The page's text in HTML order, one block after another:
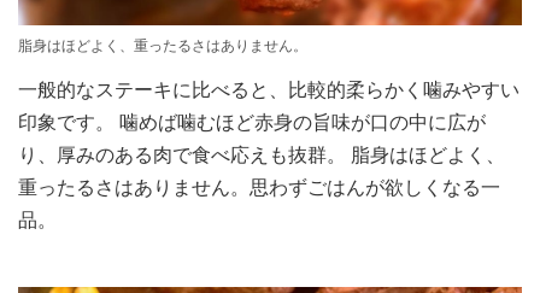
脂身はほどよく、重ったるさはありません。
一般的なステーキに比べると、比較的柔らかく噛みやすい
印象です。 噛めば噛むほど赤身の旨味が口の中に広が
り、厚みのある肉で食べ応えも抜群。 脂身はほどよく、
重ったるさはありません。思わずごはんが欲しくなる一
品。